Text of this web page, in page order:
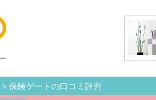
> 保険ゲートの口コミ評判